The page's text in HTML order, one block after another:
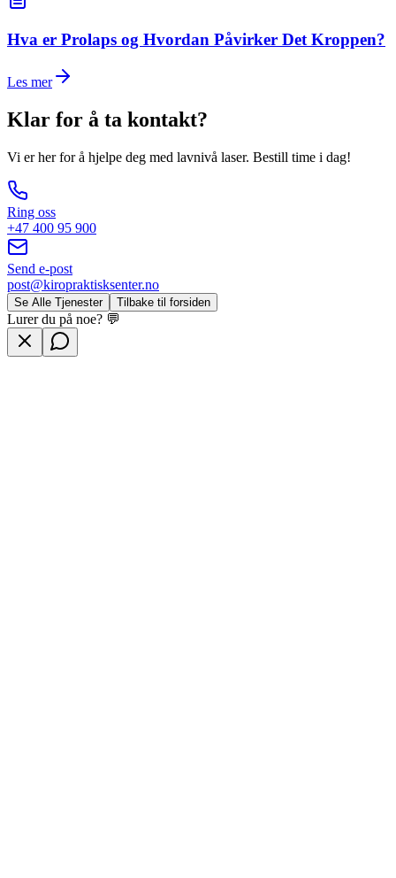
Hva er Prolaps og Hvordan Påvirker Det Kroppen?
Les mer
Klar for å ta kontakt?
Vi er her for å hjelpe deg med lavnivå laser. Bestill time i dag!
Ring oss
+47 400 95 900
Send e-post
post@kiropraktisksenter.no
Se Alle Tjenester Tilbake til forsiden
Lurer du på noe? 💬